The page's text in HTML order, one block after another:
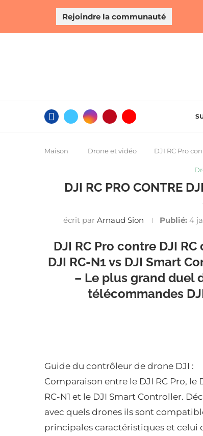
Rejoindre la communauté
Maison Drone et vidéo DJI RC Pro
DJI RC PRO CONTRE
écrit parArnaud Sion Publié: 4
DJI RC Pro contre DJI
DJI RC-N1 vs DJI Smart
– Le plus grand duel
télécommandes
Guide du contrôleur de drone DJI :
Comparaison entre le DJI RC Pro, le
RC-N1 et le DJI Smart Controller.
avec quels drones ils sont
principales caractéristiques et celui